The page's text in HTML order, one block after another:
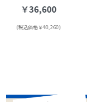
￥36,600
(税込価格￥40,260)